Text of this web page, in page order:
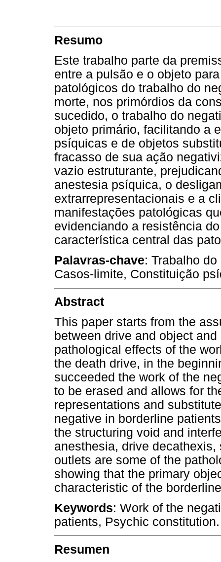
Resumo
Este trabalho parte da
entre a pulsão e o objeto
patológicos do trabalho do
morte, nos primórdios da
sucedido, o trabalho do
objeto primário, facilitando a
psíquicas e de objetos
fracasso de sua ação
vazio estruturante,
anestesia psíquica, o
extrarrepresentacionais e a
manifestações patológicas
evidenciando a resistência
característica central das
Palavras-chave: Trabalho
Casos-limite, Constituição
Abstract
This paper starts from the
between drive and object
pathological effects of the
the death drive, in the
succeeded the work of the
to be erased and allows for
representations and
negative in borderline
the structuring void and
anesthesia, drive
outlets are some of the
showing that the primary
characteristic of the
Keywords: Work of the
patients, Psychic constitution.
Resumen